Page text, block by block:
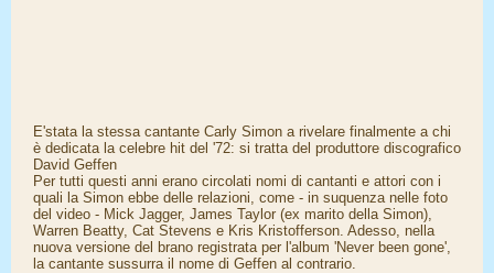
E'stata la stessa cantante Carly Simon a rivelare finalmente a chi
è dedicata la celebre hit del '72: si tratta del produttore discografico
David Geffen
Per tutti questi anni erano circolati nomi di cantanti e attori con i
quali la Simon ebbe delle relazioni, come - in suquenza nelle foto
del video - Mick Jagger, James Taylor (ex marito della Simon),
Warren Beatty, Cat Stevens e Kris Kristofferson. Adesso, nella
nuova versione del brano registrata per l'album 'Never been gone',
la cantante sussurra il nome di Geffen al contrario.